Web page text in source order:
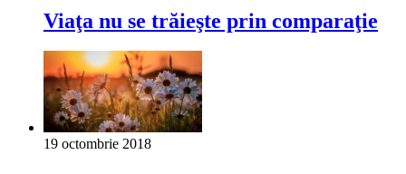
Viaţa nu se trăieşte prin comparaţie
19 octombrie 2018